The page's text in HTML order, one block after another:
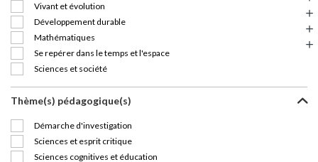
Vivant et évolution
Développement durable
Mathématiques
Se repérer dans le temps et l'espace
Sciences et société
Thème(s) pédagogique(s)
Démarche d'investigation
Sciences et esprit critique
Sciences cognitives et éducation